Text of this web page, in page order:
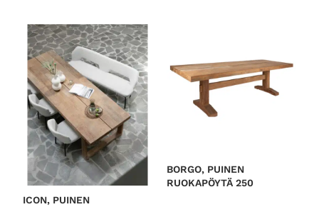
ICON, PUINEN
BORGO, PUINEN
RUOKAPÖYTÄ 250